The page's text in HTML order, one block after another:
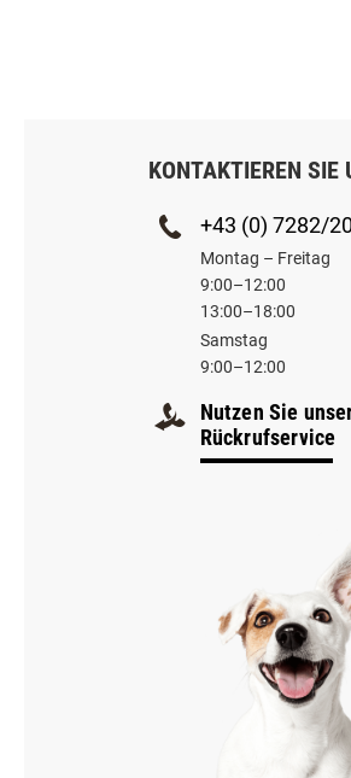
KONTAKTIEREN SIE
+43 (0) 7282/
Montag – Freitag
9:00–12:00
13:00–18:00
Samstag
9:00–12:00
Nutzen Sie
Rückrufservice